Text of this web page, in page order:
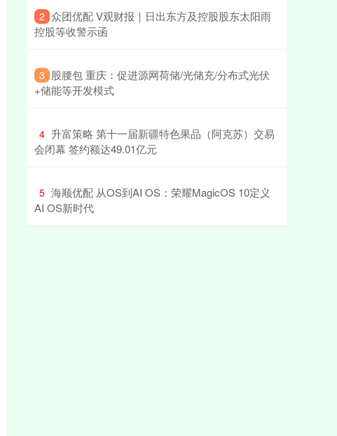
2 ​众团优配 V观财报｜日出东方及控股股东太阳雨
控股等收警示函
3 ​股腰包 重庆：促进源网荷储/光储充/分布式光伏
+储能等开发模式
4 ​升富策略 第十一届新疆特色果品（阿克苏）交易
会闭幕 签约额达49.01亿元
5 ​海顺优配 从OS到AI OS：荣耀MagicOS 10定义
AI OS新时代